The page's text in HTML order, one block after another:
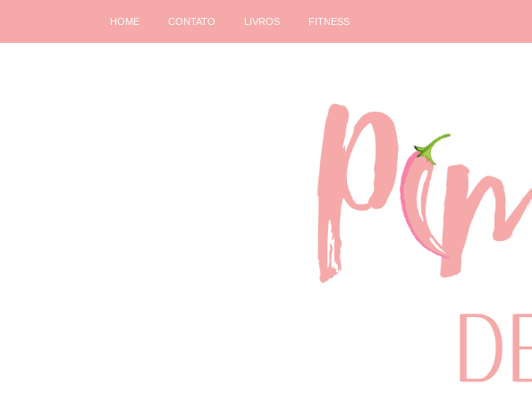
HOME CONTATO LIVROS FITNESS